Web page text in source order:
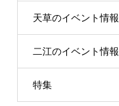
天草のイベント情報
二江のイベント情報
特集